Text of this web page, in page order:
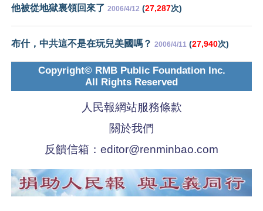
他被從地獄裏領回來了 2006/4/12 (27,287次)
布什，中共這不是在玩兒美國嗎？ 2006/4/11 (27,940次)
Copyright© RMB Public Foundation Inc.
All Rights Reserved
人民報網站服務條款
關於我們
反饋信箱： editor@renminbao.com